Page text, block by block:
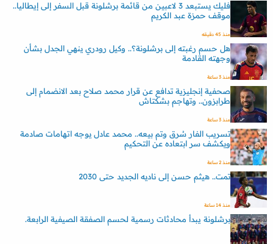
فليك يستبعد 3 لاعبين من قائمة برشلونة قبل السفر إلى إيطاليا..
موقف حمزة عبد الكريم
منذ 45 دقيقه
هل حسم رغبته إلى برشلونة؟.. وكيل رودري ينهي الجدل بشأن
وجهته القادمة
منذ 3 ساعة
صحفية إنجليزية تدافع عن قرار محمد صلاح بعد الانضمام إلى
طرابزون.. وتهاجم بشكتاش
منذ 3 ساعة
تسريب الفار سُرق وتم بيعه.. محمد عادل يوجه اتهامات صادمة
ويكشف سر ابتعاده عن التحكيم
منذ 2 ساعة
تمت.. هيثم حسن إلى ناديه الجديد حتى 2030
منذ 14 ساعة
برشلونة يبدأ محادثات رسمية لحسم الصفقة الصيفية الرابعة.